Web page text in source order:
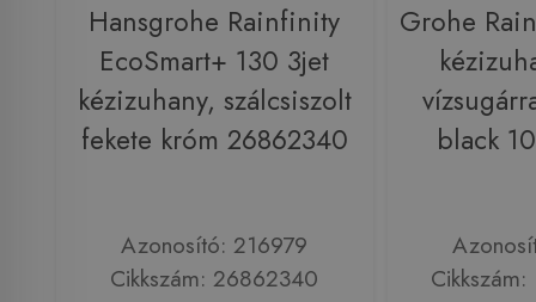
Hansgrohe Rainfinity
EcoSmart+ 130 3jet
kézizuhany, szálcsiszolt
fekete króm 26862340
Azonosító: 216979
Cikkszám: 26862340
Grohe
black